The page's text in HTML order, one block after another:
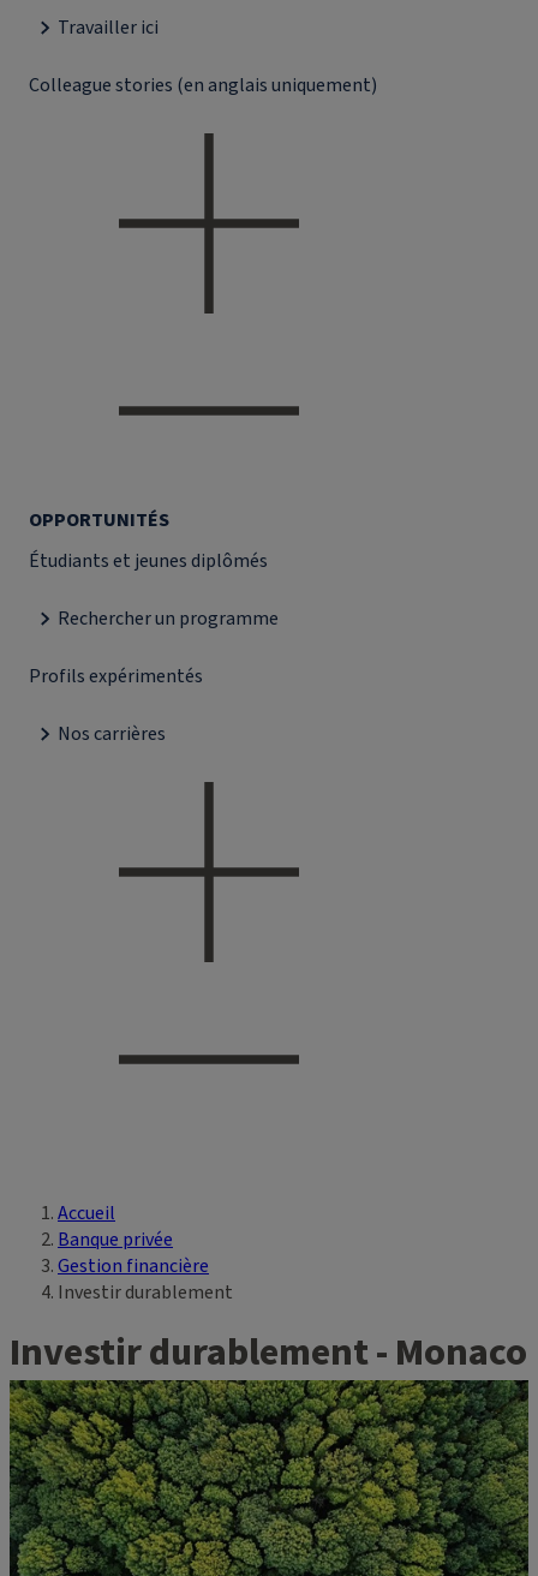
Travailler ici
Colleague stories (en anglais uniquement)
OPPORTUNITÉS
Étudiants et jeunes diplômés
Rechercher un programme
Profils expérimentés
Nos carrières
Vous êtes ici
Accueil
Banque privée
Gestion financière
Investir durablement
Investir durablement - Monaco